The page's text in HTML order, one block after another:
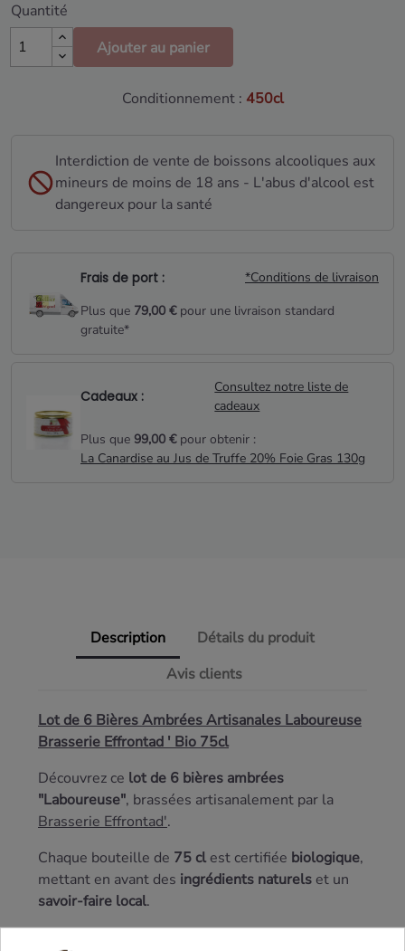
Quantité
Ajouter au panier
Conditionnement : 450cl
Interdiction de vente de boissons alcooliques aux
mineurs de moins de 18 ans - L'abus d'alcool est
dangereux pour la santé
Frais de port :
*Conditions de livraison
Plus que 79,00 €pour une livraison standard
gratuite*
Cadeaux :
Consultez notre liste de
cadeaux
Plus que 99,00 €pour obtenir :
La Canardise au Jus de Truffe 20% Foie Gras 130g
Description
Détails du produit
Avis clients
Lot de 6 Bières Ambrées Artisanales Laboureuse
Brasserie Effrontad ' Bio 75cl
Découvrez ce lot de 6 bières ambrées
"Laboureuse", brassées artisanalement par la
Brasserie Effrontad'.
Chaque bouteille de 75 cl est certifiée biologique,
mettant en avant des ingrédients naturels et un
savoir-faire local.